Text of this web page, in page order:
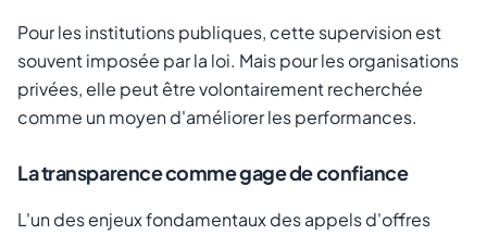
Pour les institutions publiques, cette supervision est
souvent imposée par la loi. Mais pour les organisations
privées, elle peut être volontairement recherchée
comme un moyen d'améliorer les performances.
La transparence comme gage de confiance
L'un des enjeux fondamentaux des appels d'offres